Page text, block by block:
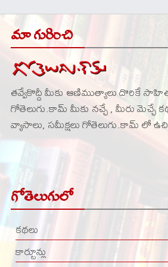
మా గురించి
తవ్వేకొద్దీ మీకు ఆణిముత్యాలు దొరికే
గోతెలుగు.కామ్ మీకు నచ్చే , మీరు మెచ్చే
వ్యాసాలు, సమీక్షలు గోతెలుగు.కామ్ లో
గోతెలుగులో
కథలు
కార్టూన్లు